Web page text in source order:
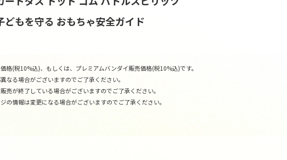
どもを守る おもちゃ安全ガイド
(税10%込)、もしくは、プレミアムバンダイ販売価格(税10%込)です。
る場合がございますのでご了承ください。
が終了している場合がございますのでご了承ください。
情報は変更になる場合がございますのでご了承ください。